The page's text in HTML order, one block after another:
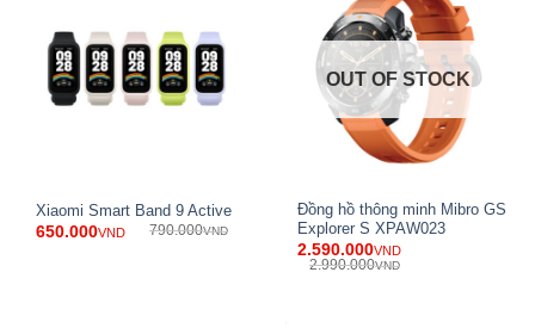
phiên bản cầu vồng đặc biệt kết hợp cao su fluoride +
nylon (điều chỉnh được từ 135-210mm). Tất cả đều bền bỉ,
mềm mại, phù hợp nhiều phong cách và tình huống sử
dụng.
Xiaomi Smart Band 9 Active
650.000VND 790.000VND
OUT OF STOCK
Đồng hồ thông minh Mibro GS
Explorer S XPAW023
2.590.000VND
2.990.000VND